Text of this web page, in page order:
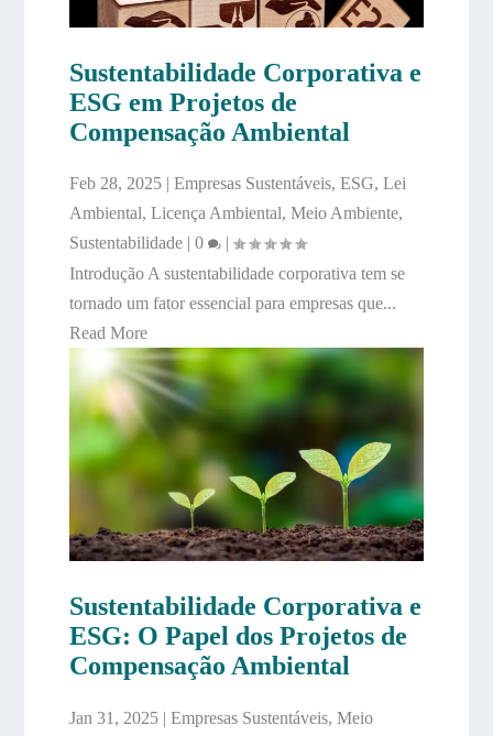
Sustentabilidade Corporativa e
ESG em Projetos de
Compensação Ambiental
Feb 28, 2025| Empresas Sustentáveis, ESG, Lei
Ambiental, Licença Ambiental, Meio Ambiente,
Sustentabilidade| 0
|
Introdução A sustentabilidade corporativa tem se
tornado um fator essencial para empresas que...
Read More
Sustentabilidade Corporativa e
ESG: O Papel dos Projetos de
Compensação Ambiental
Jan 31, 2025| Empresas Sustentáveis, Meio